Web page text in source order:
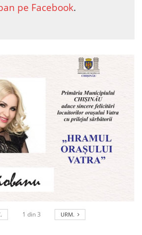
pe Facebook.
1 din3 URM.